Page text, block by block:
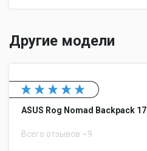
Другие модели
ASUS Rog Nomad Backpack 17
Всего отзывов 9